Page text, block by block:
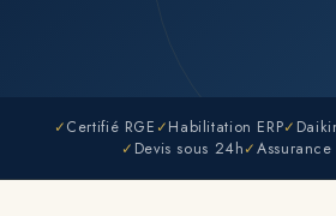
✓Certifié RGE ✓Habilitation ERP✓
✓ Devis sous 24h✓